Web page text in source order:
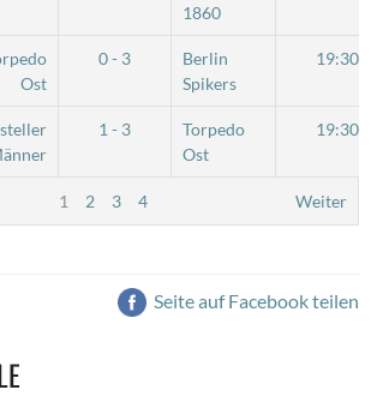
1860
Ost
0 - 3
Berlin
Spikers
19:30
1 - 3
Torpedo
Ost
19:30
1 2 3 4 Weiter
Seite auf Facebook teilen